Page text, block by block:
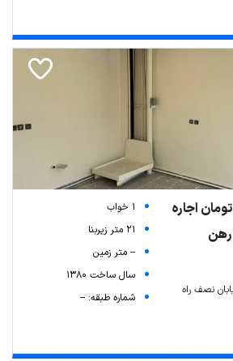
نصف راه
1 خواب
21 متر زیربنا
-- متر زمین
سال ساخت 1380
شماره طبقه: --